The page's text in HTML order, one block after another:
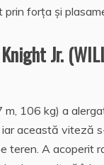
prin forța și
Jr.
m, 106 kg) a
iar această viteză
teren. A acoperit